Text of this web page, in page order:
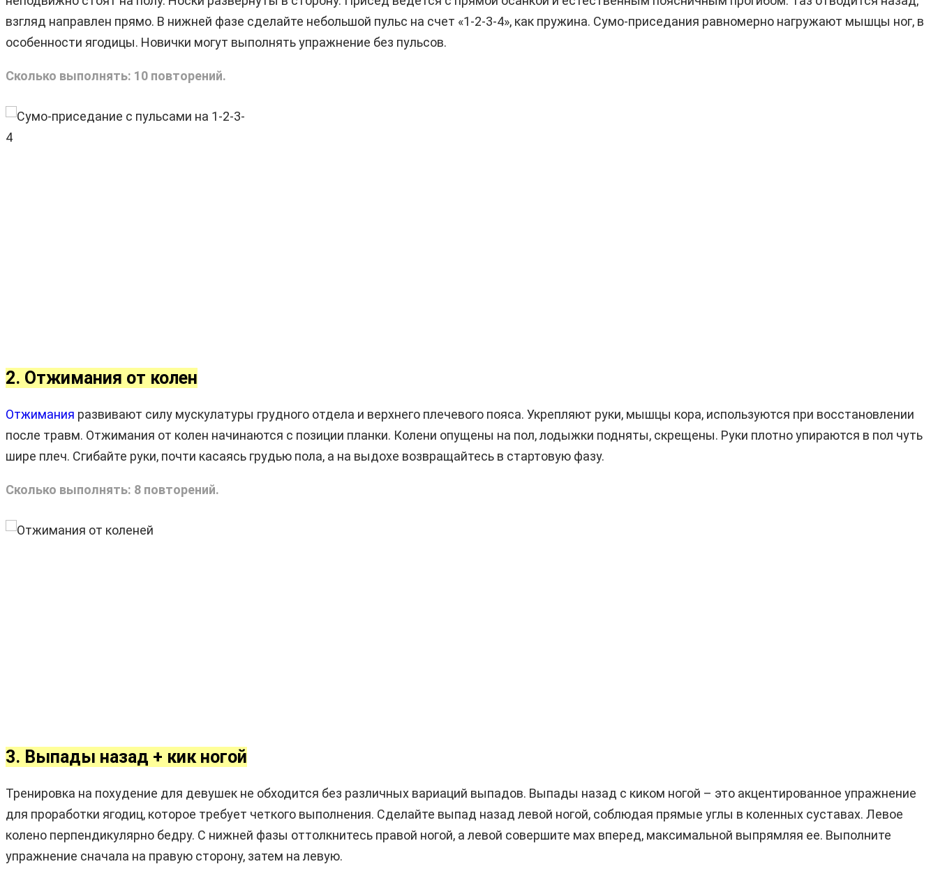
взгляд направлен прямо. В нижней фазе сделайте небольшой пульс на счет «1-2-3-4», как пружина. Сумо-приседания равномерно нагружают мышцы ног, в
особенности ягодицы. Новички могут выполнять упражнение без пульсов.
Сколько выполнять: 10 повторений.
2. Отжимания от колен
Отжимания развивают силу мускулатуры грудного отдела и верхнего плечевого пояса. Укрепляют руки, мышцы кора, используются при восстановлении
после травм. Отжимания от колен начинаются с позиции планки. Колени опущены на пол, лодыжки подняты, скрещены. Руки плотно упираются в пол чуть
шире плеч. Сгибайте руки, почти касаясь грудью пола, а на выдохе возвращайтесь в стартовую фазу.
Сколько выполнять: 8 повторений.
3. Выпады назад + кик ногой
Тренировка на похудение для девушек не обходится без различных вариаций выпадов. Выпады назад с киком ногой – это акцентированное упражнение
для проработки ягодиц, которое требует четкого выполнения. Сделайте выпад назад левой ногой, соблюдая прямые углы в коленных суставах. Левое
колено перпендикулярно бедру. С нижней фазы оттолкнитесь правой ногой, а левой совершите мах вперед, максимальной выпрямляя ее. Выполните
упражнение сначала на правую сторону, затем на левую.